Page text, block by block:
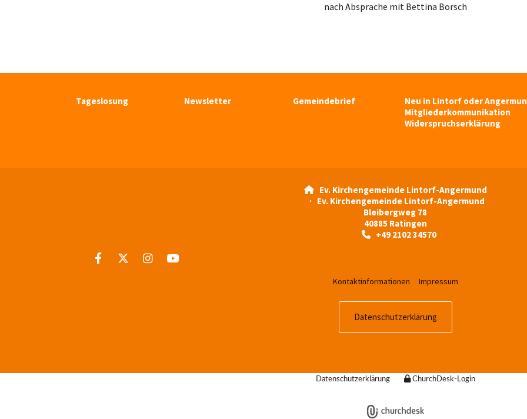
nach Absprache mit Bettina Borsch
Tageslosung Newsletter Gemeindebrief
Neu in Lintorf oder
Mitgliederkommunikation
Widerspruchserklärung
Ev. Kirchengemeinde Lintorf-Angermund
· Ev. Kirchengemeinde Lintorf-Angermund
Bleibergweg 78
40885 Ratingen
+49 2102 34570
Kontaktinformationen Impressum
Datenschutzerklärung
Datenschutzerklärung ChurchDesk-Login